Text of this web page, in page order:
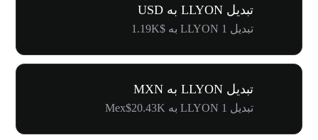
تبدیل LLYON به USD
تبدیل 1 LLYON به $1.19K
تبدیل LLYON به MXN
تبدیل 1 LLYON به Mex$20.43K